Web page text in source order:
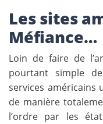
Les sites
Méfiance…
Loin de faire de
pourtant simple
services américains
de manière
l’ordre par les